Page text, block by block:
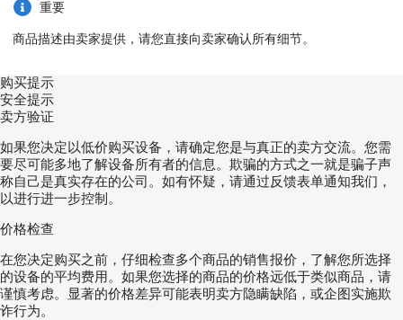
重要
商品描述由卖家提供，请您直接向卖家确认所有细节。
购买提示
安全提示
卖方验证
如果您决定以低价购买设备，请确定您是与真正的卖方交流。您需
要尽可能多地了解设备所有者的信息。欺骗的方式之一就是骗子声
称自己是真实存在的公司。如有怀疑，请通过反馈表单通知我们，
以进行进一步控制。
价格检查
在您决定购买之前，仔细检查多个商品的销售报价，了解您所选择
的设备的平均费用。如果您选择的商品的价格远低于类似商品，请
谨慎考虑。显著的价格差异可能表明卖方隐瞒缺陷，或企图实施欺
诈行为。